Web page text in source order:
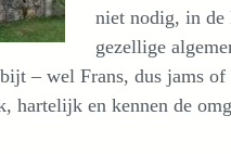
niet nodig, in de
gezellige
– wel Frans, dus jams
en kennen de